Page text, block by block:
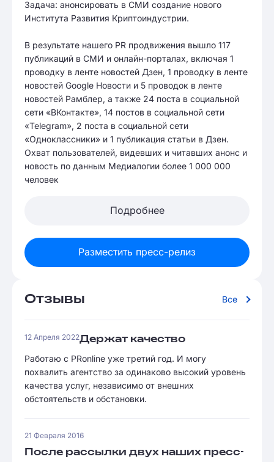
Задача: анонсировать в СМИ создание нового
Института Развития Криптоиндустрии.
В результате нашего PR продвижения вышло 117
публикаций в СМИ и онлайн-порталах, включая 1
проводку в ленте новостей Дзен, 1 проводку в ленте
новостей Google Новости и 5 проводок в ленте
новостей Рамблер, а также 24 поста в социальной
сети «ВКонтакте», 14 постов в социальной сети
«Telegram», 2 поста в социальной сети
«Одноклассники» и 1 публикация статьи в Дзен.
Охват пользователей, видевших и читавших анонс и
новость по данным Медиалогии более 1 000 000
человек
Подробнее
Разместить пресс-релиз
Отзывы Все
12 Апреля 2022Держат качество
Работаю с PRonline уже третий год. И могу
похвалить агентство за одинаково высокий уровень
качества услуг, независимо от внешних
обстоятельств и обстановки.
21 Февраля 2016
После рассылки двух наших пресс-